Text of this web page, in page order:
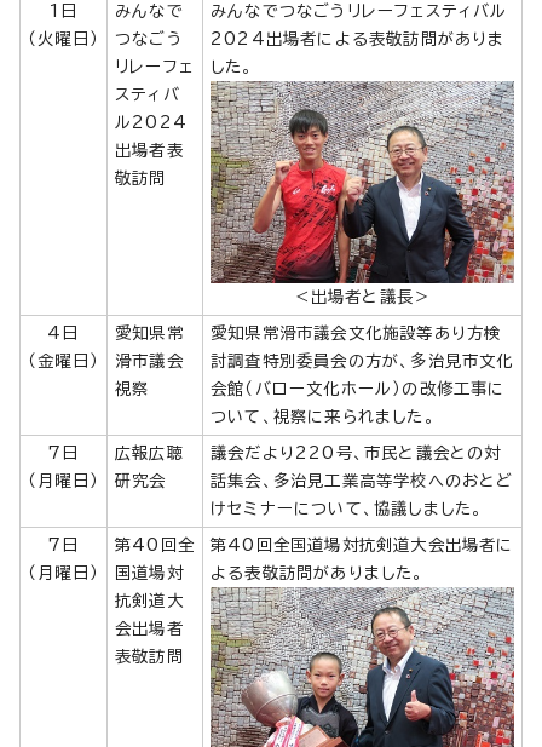
1日
（火曜日）
みんなで
つなごう
リレーフェ
スティバ
ル2024
出場者表
敬訪問
みんなでつなごうリレーフェスティバル
2024出場者による表敬訪問がありま
した。
＜出場者と議長＞
4日
（金曜日）
愛知県常
滑市議会
視察
愛知県常滑市議会文化施設等あり方検
討調査特別委員会の方が、多治見市文化
会館（バロー文化ホール）の改修工事に
ついて、視察に来られました。
7日
（月曜日）
広報広聴
研究会
議会だより220号、市民と議会との対
話集会、多治見工業高等学校へのおとど
けセミナーについて、協議しました。
7日
（月曜日）
第40回全
国道場対
抗剣道大
会出場者
表敬訪問
第40回全国道場対抗剣道大会出場者に
よる表敬訪問がありました。